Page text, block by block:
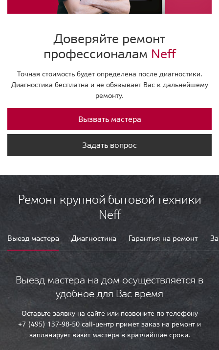
Доверяйте ремонт
профессионалам Neff
Точная стоимость будет определена после диагностики.
Диагностика бесплатна и не обязывает Вас к дальнейшему
ремонту.
Вызвать мастера
Задать вопрос
Ремонт крупной бытовой техники
Neff
Выезд мастера Диагностика Гарантия на ремонт
Выезд мастера на дом осуществляется в
удобное для Вас время
Оставьте заявку на сайте или позвоните по телефону
+7 (495) 137-98-50 call-центр примет заказ на ремонт и
запланирует визит мастера в кратчайшие сроки.